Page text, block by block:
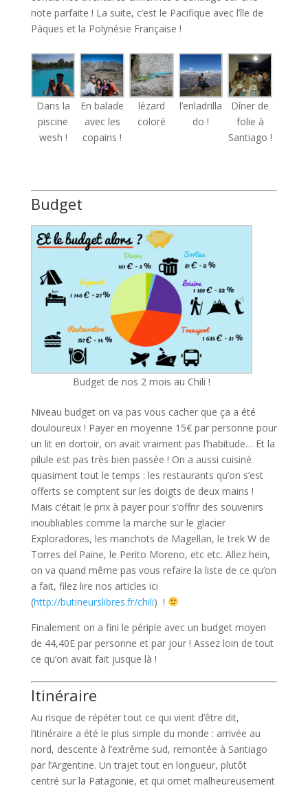
note parfaite ! La suite, c’est le Pacifique avec l’île de
Pâques et la Polynésie Française !
Dans la
piscine
wesh !
En balade
avec les
copains !
lézard
coloré
l’enladrilla
do !
Dîner de
folie à
Santiago !
Budget
Budget de nos 2 mois au Chili !
Niveau budget on va pas vous cacher que ça a été
douloureux ! Payer en moyenne 15€ par personne pour
un lit en dortoir, on avait vraiment pas l’habitude… Et la
pilule est pas très bien passée ! On a aussi cuisiné
quasiment tout le temps : les restaurants qu’on s’est
offerts se comptent sur les doigts de deux mains !
Mais c’était le prix à payer pour s’offrir des souvenirs
inoubliables comme la marche sur le glacier
Exploradores, les manchots de Magellan, le trek W de
Torres del Paine, le Perito Moreno, etc etc. Allez hein,
on va quand même pas vous refaire la liste de ce qu’on
a fait, filez lire nos articles ici
(http://butineurslibres.fr/chili) !
Finalement on a fini le périple avec un budget moyen
de 44,40E par personne et par jour ! Assez loin de tout
ce qu’on avait fait jusque là !
Itinéraire
Au risque de répéter tout ce qui vient d’être dit,
l’itinéraire a été le plus simple du monde : arrivée au
nord, descente à l’extrême sud, remontée à Santiago
par l’Argentine. Un trajet tout en longueur, plutôt
centré sur la Patagonie, et qui omet malheureusement